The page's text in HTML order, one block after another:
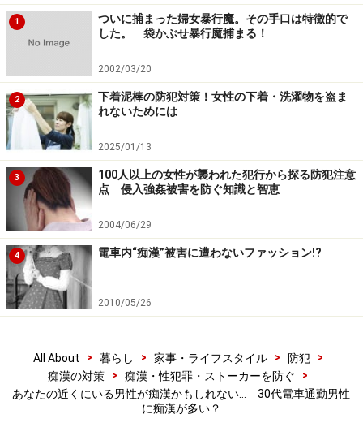
った痴漢容疑者に30代が多いという事実がありますが、
被害者からすれば、相手が何歳であろうと関係ないこと
の後の人生に影響があることでしょう。習慣性になって
しまっている場合は、何度捕まってもやるかもしれませ
んが、早めに捕まって反省して二度としなくなることが
望まれます。
バンザイ乗車のススメ
一般の男性乗客としては、むしろ「えん罪」を恐れるも
のでしょうから、混雑した電車内では吊革に掴まりなが
ら新聞や本でも読んだり、両手で吊革に掴まるなど、両
手を上げておく、言ってみれば「バンザイ乗車」をする
思います。すでに多くの男性が、心がけていると耳にし
ます。
1
ついに捕まった婦女暴行魔。その手口は特徴的で
した。 袋かぶせ暴行魔捕まる！
2002/03/20
2
下着泥棒の防犯対策！女性の下着・洗濯物を盗ま
れないためには
2025/01/13
3
100人以上の女性が襲われた犯行から探る防犯注意
点 侵入強姦被害を防ぐ知識と智恵
2004/06/29
4 電車内“痴漢”被害に遭わないファッション!?
2010/05/26
All About > 暮らし > 家事・ライフスタイル > 防犯
>
痴漢の対策
> 痴漢・性犯罪・ストーカーを防ぐ
>
あなたの近くにいる男性が痴漢かもしれない… 30代電車通勤男性
に痴漢が多い？